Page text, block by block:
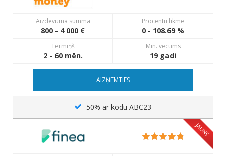
Aizdevuma summa
800 - 4 000 €
Procentu likme
0 - 108.69 %
Termiņš
2 - 60 mēn.
Min. vecums
19 gadi
AIZŅEMTIES
-50% ar kodu ABC23
JAUNS